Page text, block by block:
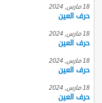
18 مارس, 2024
حرف العين
18 مارس, 2024
حرف العين
18 مارس, 2024
حرف العين
18 مارس, 2024
حرف العين